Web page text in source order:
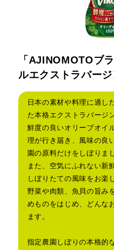
「AJINOMOTOブ
ルエクストラバー
日本の素材や料理に適し
た本格エクストラバージ
鮮度の良いオリーブオイ
理が行き届き、風味の良
園の原料だけをしぼりま
また、空気にふれない新
しぼりたての風味をお楽
野菜や肉類、魚貝の旨み
めものをはじめ、どんな
ます。
指定農園しぼりの本格的